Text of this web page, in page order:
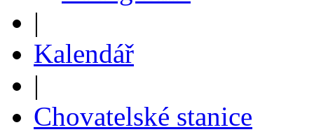
|
Kalendář
|
Chovatelské stanice